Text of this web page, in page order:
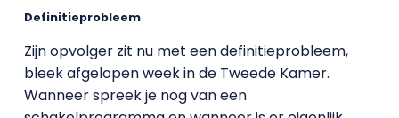
Definitieprobleem
Zijn opvolger zit nu met een definitieprobleem,
bleek afgelopen week in de Tweede Kamer.
Wanneer spreek je nog van een